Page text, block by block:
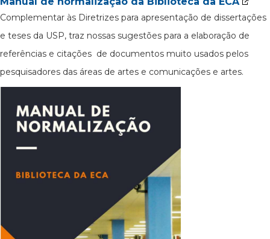
Complementar às Diretrizes para apresentação de dissertações
e teses da USP, traz nossas sugestões para a elaboração de
referências e citações de documentos muito usados pelos
pesquisadores das áreas de artes e comunicações e artes.